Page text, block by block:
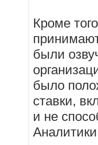
Кроме
были
было
ставки,
и не